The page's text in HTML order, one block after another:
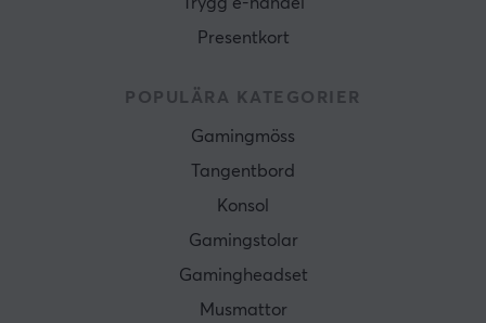
Presentkort
POPULÄRA KATEGORIER
Gamingmöss
Tangentbord
Konsol
Gamingstolar
Gamingheadset
Musmattor